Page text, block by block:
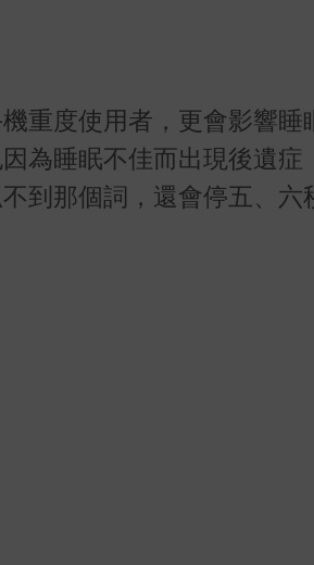
重度使用者，更會影響
為睡眠不佳而出現後遺
到那個詞，還會停五、